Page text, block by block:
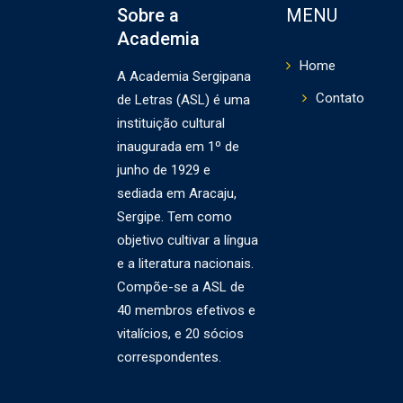
Sobre a
Academia
A Academia Sergipana
de Letras (ASL) é uma
instituição cultural
inaugurada em 1º de
junho de 1929 e
sediada em Aracaju,
Sergipe. Tem como
objetivo cultivar a língua
e a literatura nacionais.
Compõe-se a ASL de
40 membros efetivos e
vitalícios, e 20 sócios
correspondentes.
MENU
Home
Contato